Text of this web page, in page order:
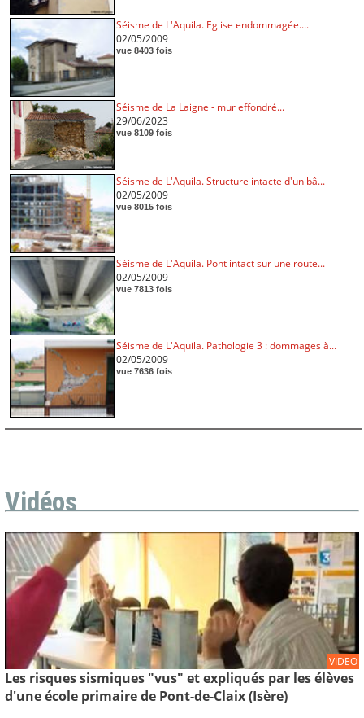
Séisme de L'Aquila. Eglise endommagée....
02/05/2009
vue 8403 fois
Séisme de La Laigne - mur effondré...
29/06/2023
vue 8109 fois
Séisme de L'Aquila. Structure intacte d'un bâ...
02/05/2009
vue 8015 fois
Séisme de L'Aquila. Pont intact sur une route...
02/05/2009
vue 7813 fois
Séisme de L'Aquila. Pathologie 3 : dommages à...
02/05/2009
vue 7636 fois
Vidéos
VIDEO
Les risques sismiques "vus" et expliqués par les élèves
d'une école primaire de Pont-de-Claix (Isère)